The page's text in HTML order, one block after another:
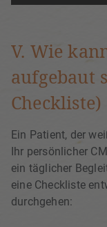
V. Wie
aufgebaut
Checkliste)
Ein Patient, der
Ihr persönlicher
ein täglicher
eine Checkliste
durchgehen: